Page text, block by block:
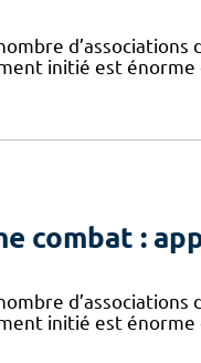
initié est
combat :
initié est